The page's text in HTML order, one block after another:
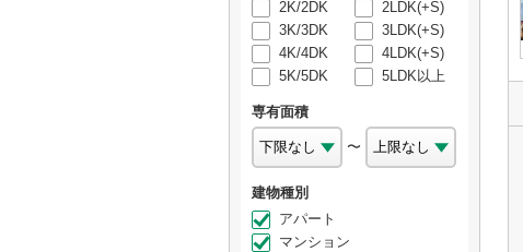
2K/2DK
2LDK(+S)
3K/3DK
3LDK(+S)
4K/4DK
4LDK(+S)
5K/5DK
5LDK以上
専有面積
〜
建物種別
アパート
マンション